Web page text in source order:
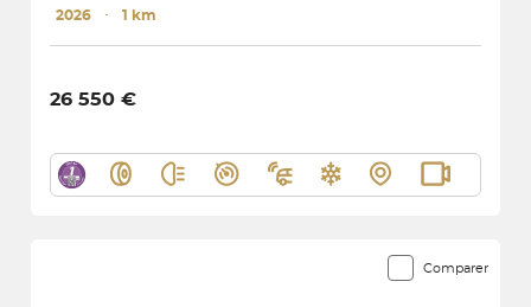
2026 ･ 1 km
26 550 €
Comparer